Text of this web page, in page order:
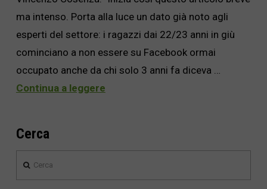
ma intenso. Porta alla luce un dato già noto agli
esperti del settore: i ragazzi dai 22/23 anni in giù
cominciano a non essere su Facebook ormai
occupato anche da chi solo 3 anni fa diceva …
Continua a leggere
Cerca